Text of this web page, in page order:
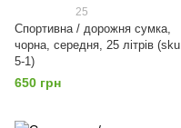
25
Спортивна / дорожня сумка,
чорна, середня, 25 літрів (sku
5-1)
650 грн